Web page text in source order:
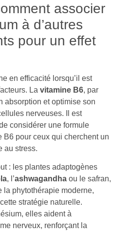
associer
à d’autres
pour un effet
en efficacité lorsqu’il est
La vitamine B6, par
absorption et optimise son
nerveuses. Il est
considérer une formule
B6 pour ceux qui cherchent un
au stress.
: les plantes adaptogènes
, l’ashwagandha ou le safran,
la phytothérapie moderne,
stratégie naturelle.
elles aident à
nerveux, renforçant la